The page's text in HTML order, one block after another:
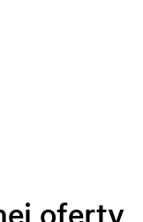
oferty